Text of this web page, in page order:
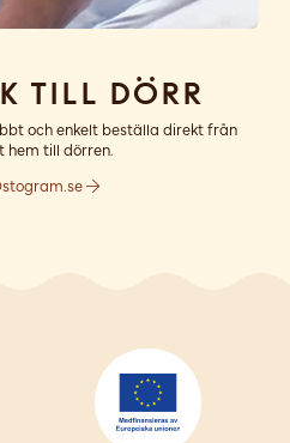
till dörr
och enkelt beställa direkt från
hem till dörren.